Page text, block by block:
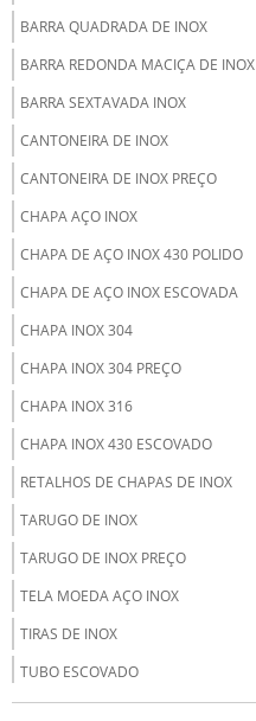
BARRA QUADRADA DE INOX
BARRA REDONDA MACIÇA DE INOX
BARRA SEXTAVADA INOX
CANTONEIRA DE INOX
CANTONEIRA DE INOX PREÇO
CHAPA AÇO INOX
CHAPA DE AÇO INOX 430 POLIDO
CHAPA DE AÇO INOX ESCOVADA
CHAPA INOX 304
CHAPA INOX 304 PREÇO
CHAPA INOX 316
CHAPA INOX 430 ESCOVADO
RETALHOS DE CHAPAS DE INOX
TARUGO DE INOX
TARUGO DE INOX PREÇO
TELA MOEDA AÇO INOX
TIRAS DE INOX
TUBO ESCOVADO
TUBO INOX CORTADO